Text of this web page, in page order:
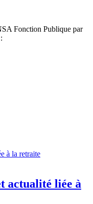
Fonction Publique par
actualité liée à